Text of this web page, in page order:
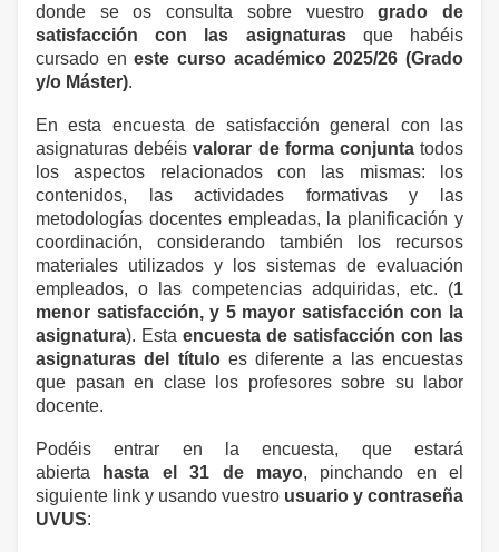
donde se os consulta sobre vuestrogrado de
satisfacción con las asignaturasque habéis
cursado en este curso académico 2025/26 (Grado
y/o Máster).
En esta encuesta de satisfacción general con las
asignaturas debéisvalorar de forma conjuntatodos
los aspectos relacionados con las mismas: los
contenidos, las actividades formativas y las
metodologías docentes empleadas, la planificación y
coordinación, considerando también los recursos
materiales utilizados y los sistemas de evaluación
empleados, o las competencias adquiridas, etc. (1
menor satisfacción, y 5 mayor satisfacción con la
asignatura). Esta encuesta de satisfacción con las
asignaturas del títuloes diferente a las encuestas
que pasan en clase los profesores sobre su labor
docente.
Podéis entrar en la encuesta, que estará
abierta
hasta el 31 de mayo, pinchando en el
siguiente link y usando vuestro usuario y contraseña
UVUS: